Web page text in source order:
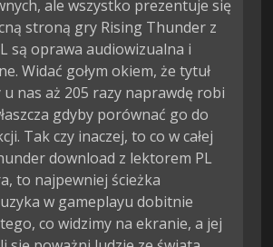
ale wszystko prezentuje się
stroną gry Rising Thunder z
są oprawa audiowizualna i
Widać gołym okiem, że tytuł
nas aż 205 razy naprawdę robi
gdyby porównać go do
Tak czy inaczej, to co w całej
download z lektorem PL
to najpewniej ścieżka
w gameplayu dobitnie
co widzimy na ekranie, a jej